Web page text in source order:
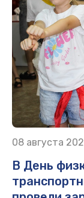
08 августа
В День